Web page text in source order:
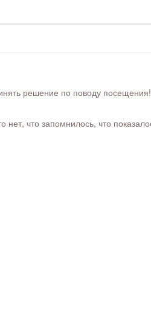
решение по поводу посещения!
что запомнилось, что